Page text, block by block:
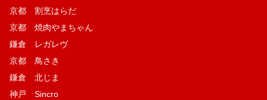
京都 割烹はらだ
京都 焼肉やまちゃん
鎌倉 レガレヴ
京都 鳥さき
鎌倉 北じま
神戸 Sincro